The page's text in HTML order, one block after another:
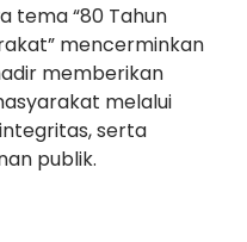
tema “80 Tahun
mencerminkan
memberikan
melalui
serta
publik.